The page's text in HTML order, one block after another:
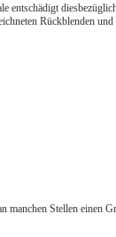
entschädigt
Rückblenden und
manchen Stellen einen